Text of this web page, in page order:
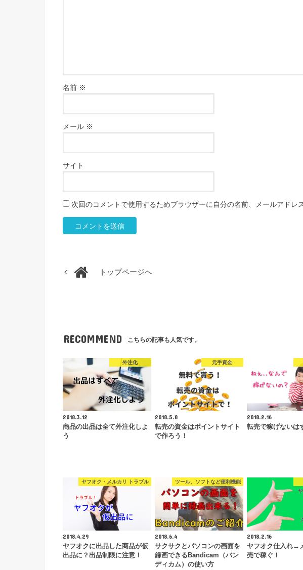
名前 ※
メール ※
サイト
次回のコメントで使用するためブラウザーに自分の名前、メールアドレ
トップページへ
RECOMMEND こちらの記事も人気です。
外注化
2018.3.12
商品の出品は全て外注化しよ
う
元手資金
2018.5.8
転売の資金はポイントサイト
で作ろう！
2018.2.16
転売で稼げないは
ヤフオク・メルカリ トラブル
2018.4.29
ヤフオクに出品した商品が仮
出品に？出品制限に注意！
ツール、ソフトなど便利機能
2018.6.4
サクサクとパソコンの画面を
録画できるBandicam（バン
ディカム）の使い方
2018.2.16
ヤフオク仕入れ→
売で稼ぐ！